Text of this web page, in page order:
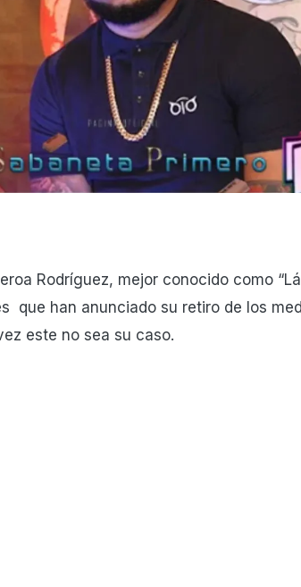
Rodríguez, mejor conocido como
que han anunciado su retiro de los
este no sea su caso.